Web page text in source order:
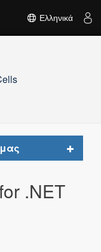
Ελληνικά
Toggle
.NET